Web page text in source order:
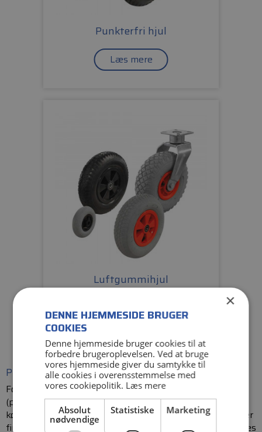
Punkterfri hjul
Læs mere
Luftgummihjul
Læs mere
Punkterfrie hjul - PUR hjul
For en punkterfri løsning fyldes hjulet med skum
(polyurethan), hvilket giver samme elastiske og bløde
kørsel, men uden risiko for punktering. Enkelte størrelser
findes også med en ring af PUR-skum, som kan monteres
×
DENNE HJEMMESIDE BRUGER
COOKIES
Denne hjemmeside bruger cookies til at
forbedre brugeroplevelsen. Ved at bruge
vores hjemmeside giver du samtykke til
alle cookies i overensstemmelse med
vores cookiepolitik. Læs mere
Absolut
nødvendige
Statistiske Marketing